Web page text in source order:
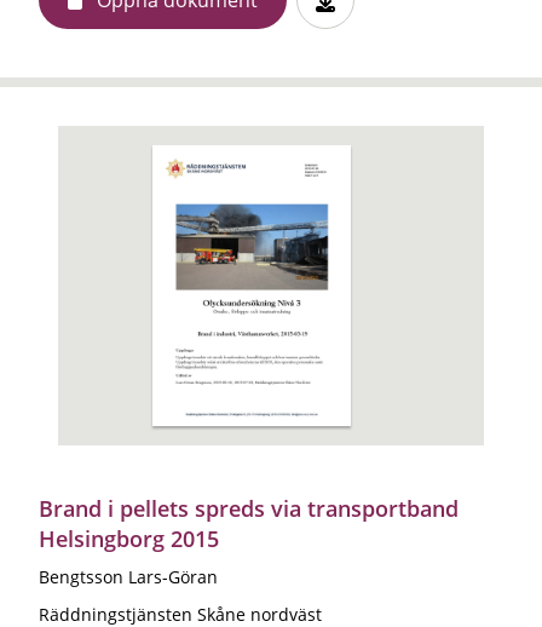
Brand i pellets spreds via transportband
Helsingborg 2015
Bengtsson Lars-Göran
Räddningstjänsten Skåne nordväst